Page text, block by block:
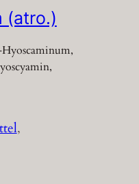
(atro.)